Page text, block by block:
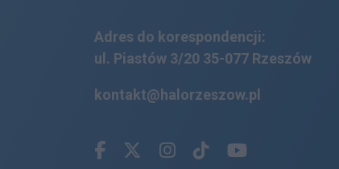
Adres do korespondencji:
ul. Piastów 3/20 35-077 Rzeszów
kontakt@halorzeszow.pl
Facebook.com
X.comInstagram.com
Tiktok.com
Youtube.com